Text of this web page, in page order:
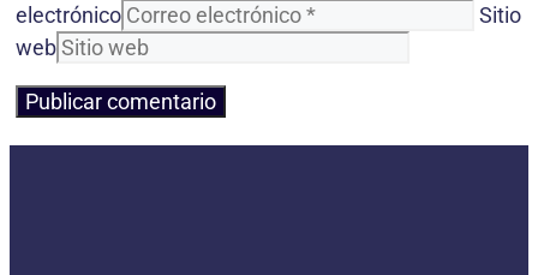
electrónico
Sitio
web